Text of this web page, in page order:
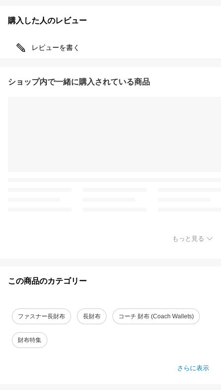
購入した人のレビュー
レビューを書く
ショップ内で一緒に購入されている商品
もっと見る
この商品のカテゴリー
ファスナー長財布 長財布 コーチ 財布 (Coach Wallets)
財布特集
さらに表示